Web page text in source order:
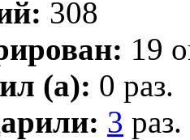
308
19
(а): 0 раз.
3 раз.